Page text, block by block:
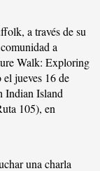
a través de su
a
Walk: Exploring
jueves 16 de
Indian Island
105), en
una charla